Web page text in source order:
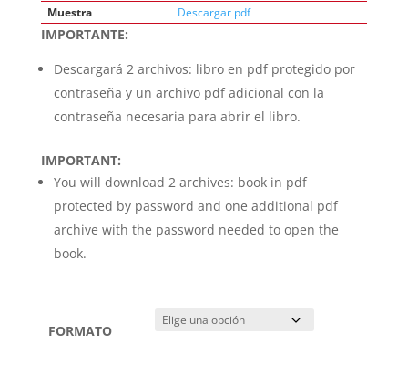
Muestra
Descargar pdf
IMPORTANTE:
Descargará 2 archivos: libro en pdf protegido por
contraseña y un archivo pdf adicional con la
contraseña necesaria para abrir el libro.
IMPORTANT:
You will download 2 archives: book in pdf
protected by password and one additional pdf
archive with the password needed to open the
book.
FORMATO